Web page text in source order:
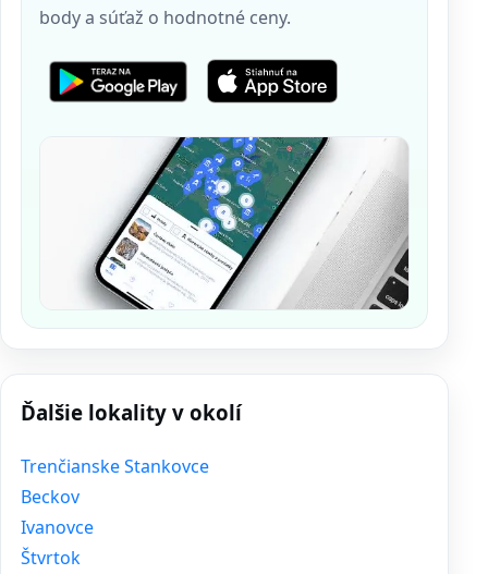
body a súťaž o hodnotné ceny.
Ďalšie lokality v okolí
Trenčianske Stankovce
Beckov
Ivanovce
Štvrtok